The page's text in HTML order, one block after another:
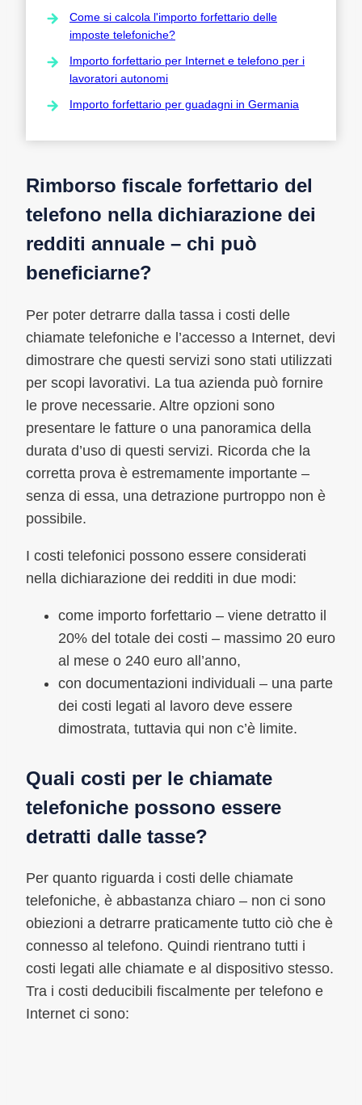
Come si calcola l'importo forfettario delle
imposte telefoniche?
Importo forfettario per Internet e telefono per i
lavoratori autonomi
Importo forfettario per guadagni in Germania
Rimborso fiscale forfettario del
telefono nella dichiarazione dei
redditi annuale – chi può
beneficiarne?
Per poter detrarre dalla tassa i costi delle
chiamate telefoniche e l’accesso a Internet, devi
dimostrare che questi servizi sono stati utilizzati
per scopi lavorativi. La tua azienda può fornire
le prove necessarie. Altre opzioni sono
presentare le fatture o una panoramica della
durata d’uso di questi servizi. Ricorda che la
corretta prova è estremamente importante –
senza di essa, una detrazione purtroppo non è
possibile.
I costi telefonici possono essere considerati
nella dichiarazione dei redditi in due modi:
come importo forfettario – viene detratto il
20% del totale dei costi – massimo 20 euro
al mese o 240 euro all’anno,
con documentazioni individuali – una parte
dei costi legati al lavoro deve essere
dimostrata, tuttavia qui non c’è limite.
Quali costi per le chiamate
telefoniche possono essere
detratti dalle tasse?
Per quanto riguarda i costi delle chiamate
telefoniche, è abbastanza chiaro – non ci sono
obiezioni a detrarre praticamente tutto ciò che è
connesso al telefono. Quindi rientrano tutti i
costi legati alle chiamate e al dispositivo stesso.
Tra i costi deducibili fiscalmente per telefono e
Internet ci sono: